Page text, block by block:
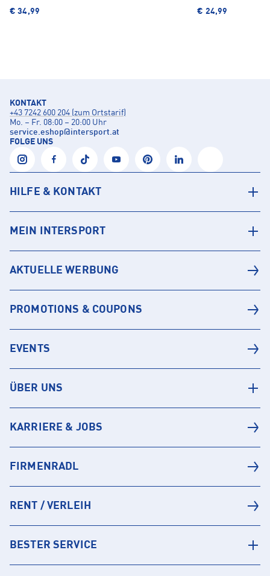
€ 34,99
€ 24,99
KONTAKT
+43 7242 600 204 (zum Ortstarif)
Mo. – Fr. 08:00 – 20:00 Uhr
service.eshop@intersport.at
FOLGE UNS
HILFE & KONTAKT
MEIN INTERSPORT
AKTUELLE WERBUNG
PROMOTIONS & COUPONS
EVENTS
ÜBER UNS
KARRIERE & JOBS
FIRMENRADL
RENT / VERLEIH
BESTER SERVICE